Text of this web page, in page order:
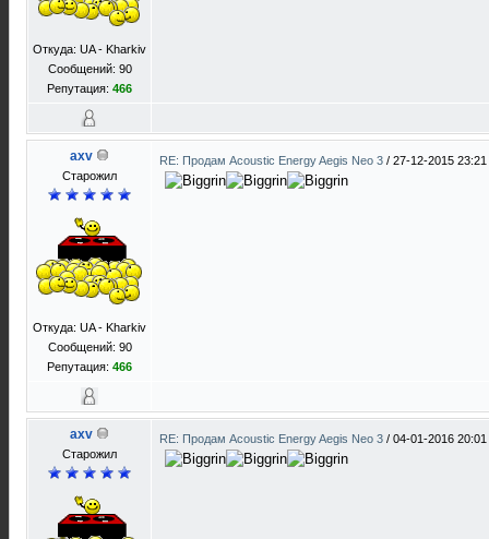
Откуда: UA - Kharkiv
Сообщений: 90
Репутация: 466
axv
Старожил
Откуда: UA - Kharkiv
Сообщений: 90
Репутация: 466
RE: Продам Acoustic Energy Aegis Neo 3 / 27-12-2015 23:21
axv
Старожил
RE: Продам Acoustic Energy Aegis Neo 3 / 04-01-2016 20:01